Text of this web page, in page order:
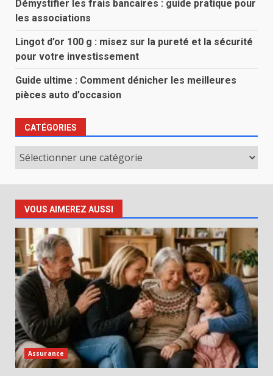
Démystifier les frais bancaires : guide pratique pour
les associations
Lingot d’or 100 g : misez sur la pureté et la sécurité
pour votre investissement
Guide ultime : Comment dénicher les meilleures
pièces auto d’occasion
CATÉGORIES
Catégories
VOUS AIMEREZ AUSSI
Assurance